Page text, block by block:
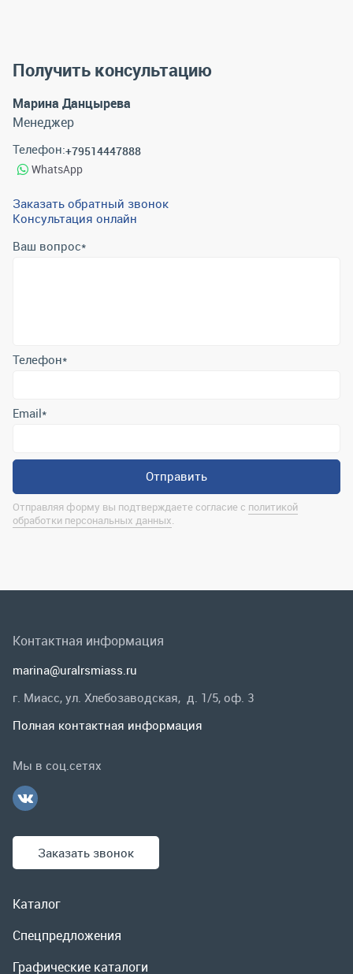
Получить консультацию
Марина Данцырева
Менеджер
Телефон:+79514447888
WhatsApp
Заказать обратный звонок
Консультация онлайн
Ваш вопрос*
Отправляя форму вы подтверждаете согласие с
Спецпредложения
Гарантии и возврат
Контактная информация
marina@uralrsmiass.ru
Заказать звонок